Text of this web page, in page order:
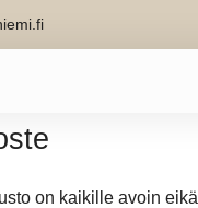
on kaikille avoin